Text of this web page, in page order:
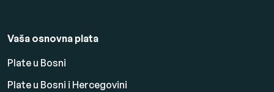
Vaša osnovna plata
Plate u Bosni
Plate u Bosni i Hercegovini